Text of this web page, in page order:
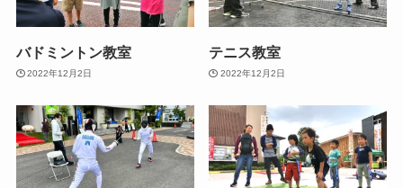
バドミントン教室
2022年12月2日
テニス教室
2022年12月2日